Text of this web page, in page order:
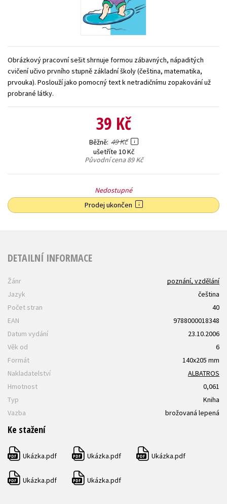
Zahraniční literatura
Všechny tituly
Obrázkový pracovní sešit shrnuje formou zábavných, nápaditých
cvičení učivo prvního stupně základní školy (čeština, matematika,
prvouka). Poslouží jako pomocný text k netradičnímu zopakování už
probrané látky.
39 Kč
Běžně 49 Kč
ušetříte 10 Kč
Původní cena89 Kč
Nedostupné
Prodej ukončen
DETAILNÍ INFORMACE
Žánr
poznání, vzdělání
Jazyk
čeština
Počet stran
40
EAN
9788000018348
Datum vydání
23.10.2006
Věk od
6
Formát
140x205 mm
Nakladatelství
ALBATROS
Hmotnost
0,061
Typ
Kniha
Vazba
brožovaná lepená
Ke stažení
PDF Ukázka.pdf PDF Ukázka.pdf PDF Ukázka.pdf
PDF Ukázka.pdf PDF Ukázka.pdf